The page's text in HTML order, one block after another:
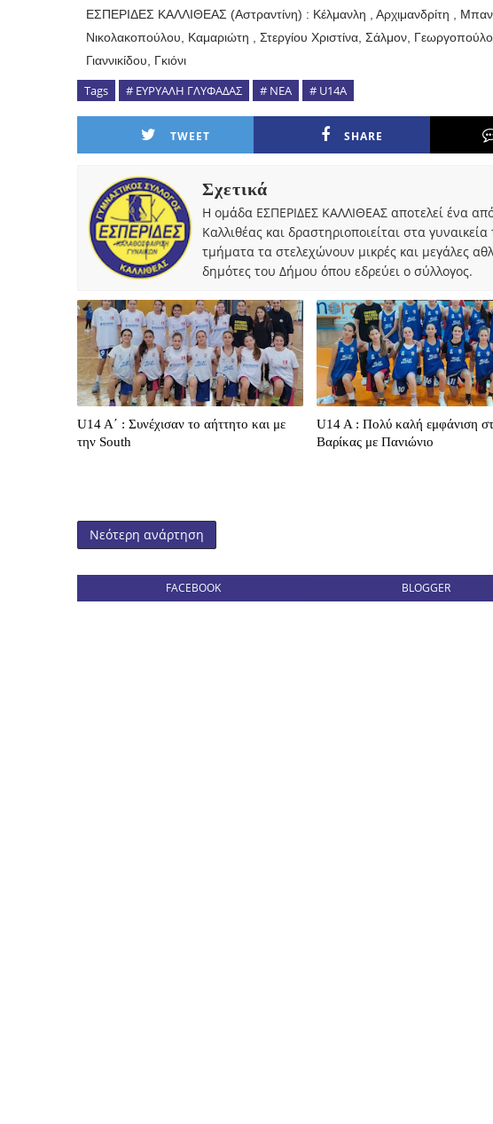
ΕΣΠΕΡΙΔΕΣ ΚΑΛΛΙΘΕΑΣ (Αστραντίνη) : Κέλμανλη , Αρχιμανδρίτη ,
Νικολακοπούλου, Καμαριώτη , Στεργίου Χριστίνα, Σάλμον,
Γιαννικίδου, Γκιόνι
Tags # ΕΥΡΥΑΛΗ ΓΛΥΦΑΔΑΣ # ΝΕΑ # U14A
TWEET SHARE
Σχετικά
Η ομάδα ΕΣΠΕΡΙΔΕΣ ΚΑΛΛΙΘΕΑΣ αποτελεί ένα
Καλλιθέας και δραστηριοποιείται στα
τμήματα τα στελεχώνουν μικρές και μεγάλες
δημότες του Δήμου όπου εδρεύει ο σύλλογος.
U14 A΄ : Συνέχισαν το αήττητο και με
την South
U14 A : Πολύ καλή εμφάνιση
Βαρίκας με Πανιώνιο
Νεότερη ανάρτηση
FACEBOOK BLOGGER